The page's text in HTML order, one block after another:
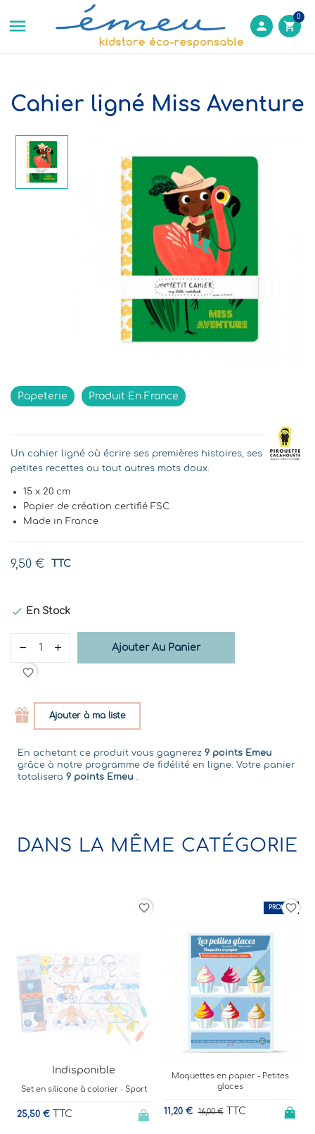
 person shopping_cart
0
Cahier ligné Miss Aventure
Papeterie Produit En France
Un cahier ligné où écrire ses premières histoires, ses
petites recettes ou tout autres mots doux.
15 x 20 cm
Papier de création certifié FSC
Made in France
9,50 € TTC
 En Stock
Ajouter Au Panier
favorite_border
Ajouter à ma liste
En achetant ce produit vous gagnerez 9 points Emeu
grâce à notre programme de fidélité en ligne. Votre panier
totalisera 9 points Emeu .
DANS LA MÊME CATÉGORIE
-30%
PROMO !
Maquettes en papier - Petites
glaces
11,20 € 16,00 €
favorite_border
Indisponible
Cahier de coloriage - "Trop
favorite_border